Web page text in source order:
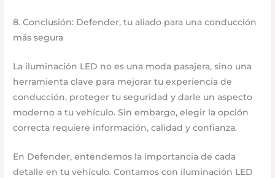
8. Conclusión: Defender, tu aliado para una conducción
más segura
La iluminación LED no es una moda pasajera, sino una
herramienta clave para mejorar tu experiencia de
conducción, proteger tu seguridad y darle un aspecto
moderno a tu vehículo. Sin embargo, elegir la opción
correcta requiere información, calidad y confianza.
En Defender, entendemos la importancia de cada
detalle en tu vehículo. Contamos con iluminación LED